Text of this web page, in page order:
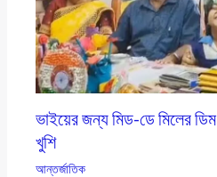
ভাইয়ের জন্য মিড-ডে মিলের
খুশি
আন্তর্জাতিক